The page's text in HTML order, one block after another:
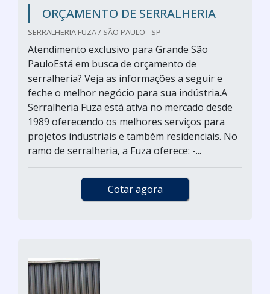
ORÇAMENTO DE SERRALHERIA
SERRALHERIA FUZA / SÃO PAULO - SP
Atendimento exclusivo para Grande São
PauloEstá em busca de orçamento de
serralheria? Veja as informações a seguir e
feche o melhor negócio para sua indústria.A
Serralheria Fuza está ativa no mercado desde
1989 oferecendo os melhores serviços para
projetos industriais e também residenciais. No
ramo de serralheria, a Fuza oferece: -...
Cotar agora